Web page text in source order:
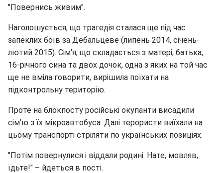
"Повернись живим".
Наголошується, що трагедія сталася ще під час
запеклих боїв за Дебальцеве (липень 2014, січень-
лютий 2015). Сім'я, що складається з матері, батька,
16-річного сина та двох дочок, одна з яких на той час
ще не вміла говорити, вирішила поїхати на
підконтрольну територію.
Проте на блокпосту російські окупанти висадили
сім'ю з їх мікроавтобуса. Далі терористи виїхали на
цьому транспорті стріляти по українських позиціях.
"Потім повернулися і віддали родині. Нате, мовляв,
їдьте!" – йдеться в пості.